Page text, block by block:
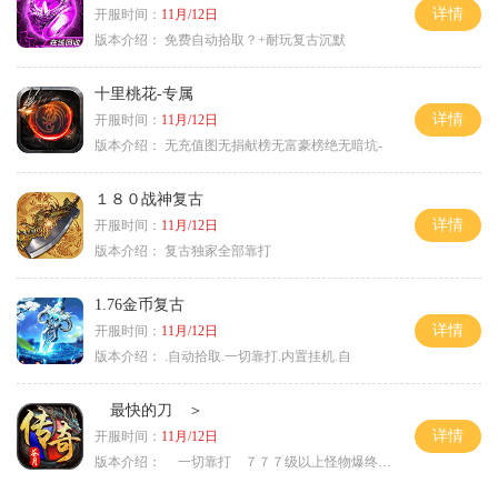
开服时间： 11月/12日
版本介绍： 免费自动拾取？+耐玩复古沉默
详情
十里桃花-专属
开服时间： 11月/12日
版本介绍： 无充值图无捐献榜无富豪榜绝无暗坑-
详情
１８０战神复古
开服时间： 11月/12日
版本介绍： 复古独家全部靠打
详情
1.76金币复古
开服时间： 11月/12日
版本介绍：
.自动拾取.一切靠打.内置挂机.自
详情
最快的刀 ＞
开服时间： 11月/12日
版本介绍：
一切靠打 ７７７级以上怪物爆终极 ＞
详情